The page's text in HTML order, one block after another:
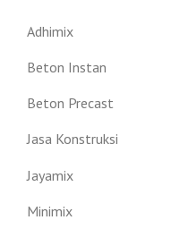
Adhimix
Beton Instan
Beton Precast
Jasa Konstruksi
Jayamix
Minimix